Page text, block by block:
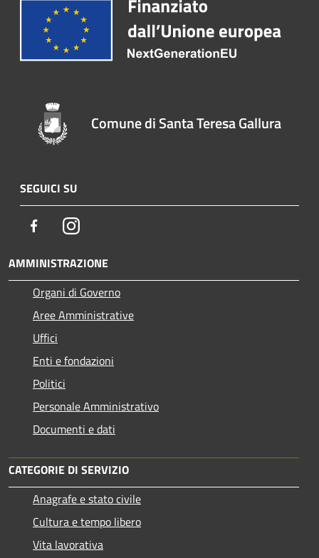
Comune di Santa Teresa Gallura
SEGUICI SU
FacebookInstagram
AMMINISTRAZIONE
Organi di Governo
Aree Amministrative
Uffici
Enti e fondazioni
Politici
Personale Amministrativo
Documenti e dati
CATEGORIE DI SERVIZIO
Anagrafe e stato civile
Cultura e tempo libero
Vita lavorativa